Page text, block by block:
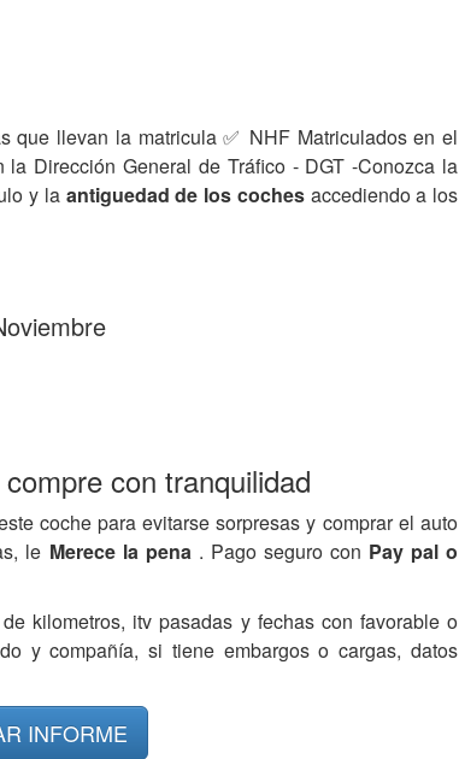
que llevan la matricula ✅ NHF Matriculados en el
Dirección General de Tráfico - DGT -Conozca la
y laantiguedad de los coches accediendo a los
con tranquilidad
coche para evitarse sorpresas y comprar el auto
le Merece la pena . Pago seguro con Pay pal o
kilometros, itv pasadas y fechas con favorable o
y compañía, si tiene embargos o cargas, datos
INFORME